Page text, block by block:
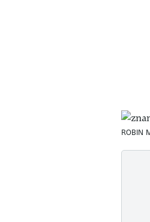
ROBIN